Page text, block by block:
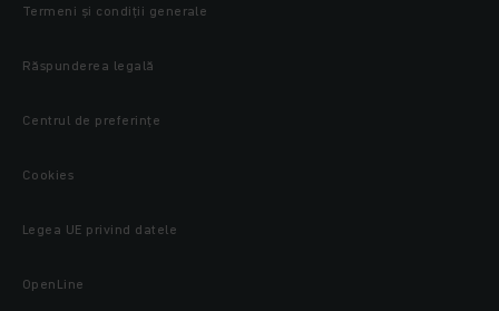
Termeni și condiții generale
Răspunderea legală
Centrul de preferințe
Cookies
Legea UE privind datele
OpenLine